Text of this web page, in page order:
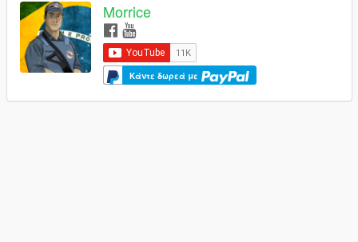
Morrice
Κάντε δωρεά με